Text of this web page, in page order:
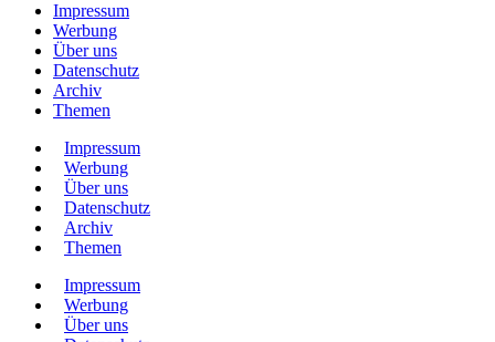
Impressum
Werbung
Über uns
Datenschutz
Archiv
Themen
Impressum
Werbung
Über uns
Datenschutz
Archiv
Themen
Impressum
Werbung
Über uns